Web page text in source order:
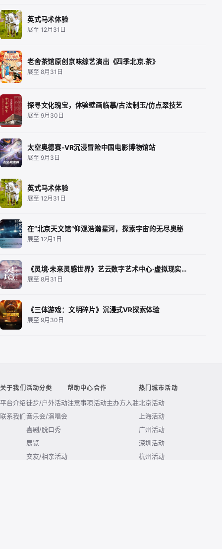
英式马术体验
展至 12月31日
老舍茶馆原创京味综艺演出《四季北京.茶》
展至 8月31日
探寻文化瑰宝，体验壁画临摹/古法制玉/仿点翠技艺
展至 9月30日
太空奥德赛-VR沉浸冒险中国电影博物馆站
展至 9月3日
英式马术体验
展至 12月31日
在“北京天文馆”仰观浩瀚星河，探索宇宙的无尽奥秘
展至 12月1日
《灵境·未来灵感世界》艺云数字艺术中心·虚拟现实…
展至 8月31日
《三体游戏：文明碎片》沉浸式VR探索体验
展至 9月30日
关于我们
平台介绍
联系我们
活动分类
徒步/户外活动
音乐会/演唱会
喜剧/脱口秀
展览
交友/相亲活动
帮助中心
注意事项
合作
活动主办方入驻
热门城市活动
北京活动
上海活动
广州活动
深圳活动
杭州活动